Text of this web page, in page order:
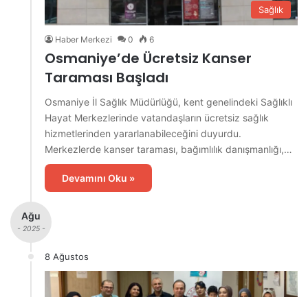
Sağlık
Haber Merkezi 0 6
Osmaniye’de Ücretsiz Kanser
Taraması Başladı
Osmaniye İl Sağlık Müdürlüğü, kent genelindeki Sağlıklı
Hayat Merkezlerinde vatandaşların ücretsiz sağlık
hizmetlerinden yararlanabileceğini duyurdu.
Merkezlerde kanser taraması, bağımlılık danışmanlığı,…
Devamını Oku »
Ağu
- 2025 -
8 Ağustos